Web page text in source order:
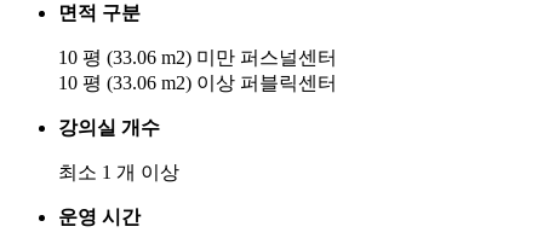
면적 구분
10 평 (33.06 m2) 미만 퍼스널센터
10 평 (33.06 m2) 이상 퍼블릭센터
강의실 개수
최소 1 개 이상
운영 시간